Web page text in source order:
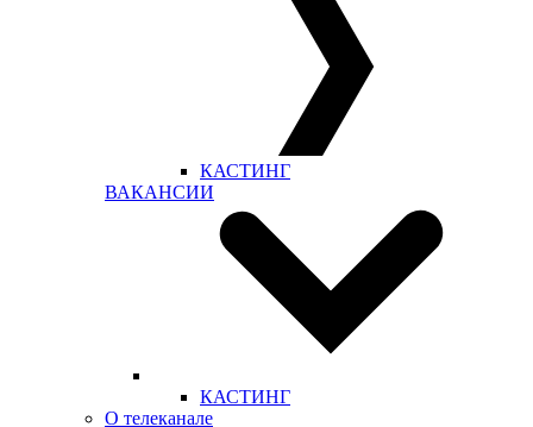
КАСТИНГ
ВАКАНСИИ
КАСТИНГ
О телеканале